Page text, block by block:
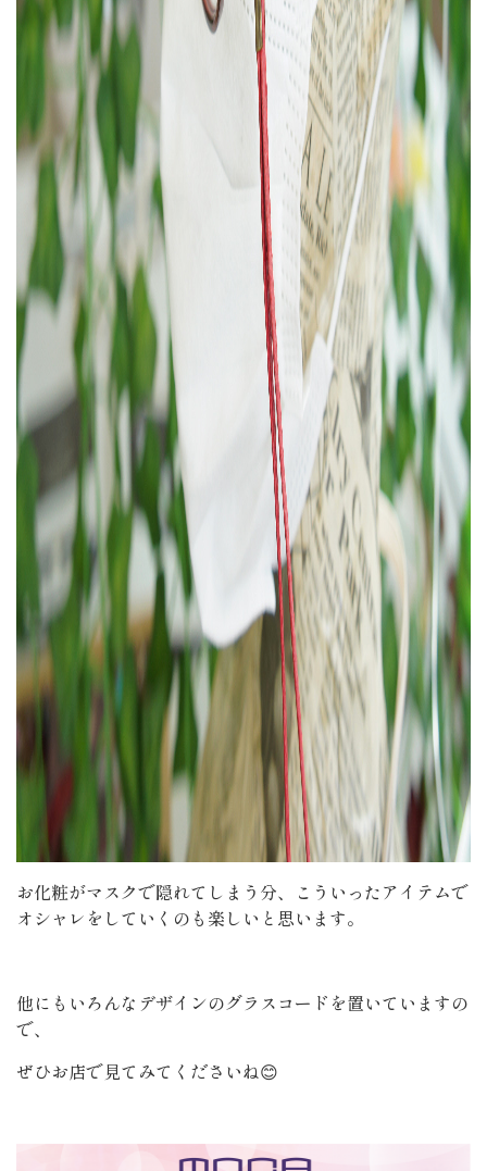
お化粧がマスクで隠れてしまう分、こういったアイテムで
オシャレをしていくのも楽しいと思います。
他にもいろんなデザインのグラスコードを置いていますの
で、
ぜひお店で見てみてくださいね😊